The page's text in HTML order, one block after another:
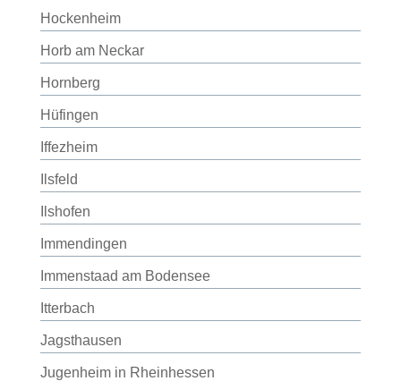
Hockenheim
Horb am Neckar
Hornberg
Hüfingen
Iffezheim
Ilsfeld
Ilshofen
Immendingen
Immenstaad am Bodensee
Itterbach
Jagsthausen
Jugenheim in Rheinhessen